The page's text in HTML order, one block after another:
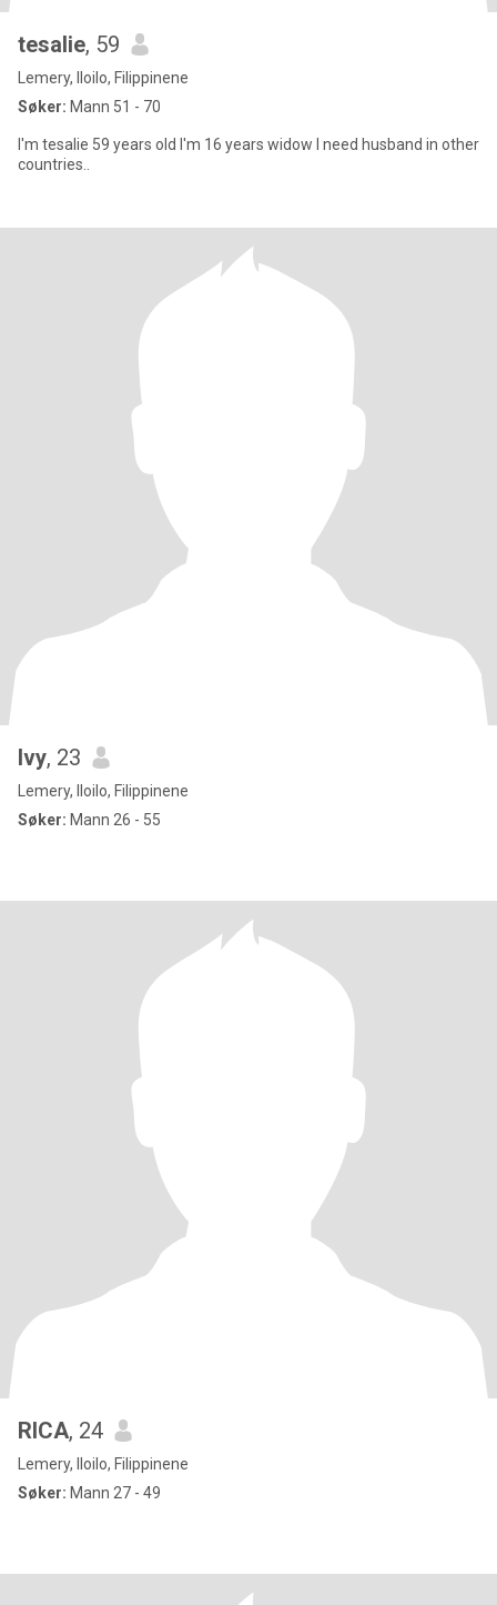
tesalie, 59
Lemery, Iloilo, Filippinene
Søker: Mann 51 - 70
I'm tesalie 59 years old I'm 16 years widow I need husband in other
countries..
Ivy, 23
Lemery, Iloilo, Filippinene
Søker: Mann 26 - 55
RICA, 24
Lemery, Iloilo, Filippinene
Søker: Mann 27 - 49